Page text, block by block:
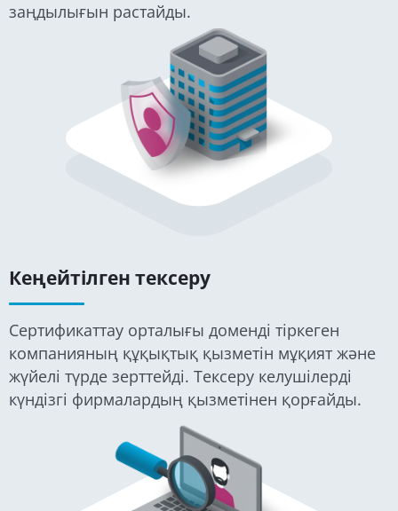
заңдылығын растайды.
Кеңейтілген тексеру
Сертификаттау орталығы доменді тіркеген
компанияның құқықтық қызметін мұқият және
жүйелі түрде зерттейді. Тексеру келушілерді
күндізгі фирмалардың қызметінен қорғайды.